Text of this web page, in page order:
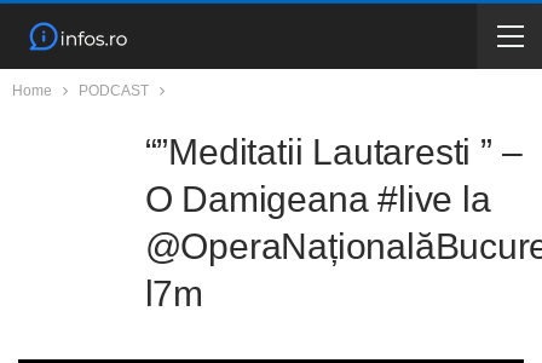
Home PODCAST
“”Meditatii Lautaresti ” –
O Damigeana #live la
l7m